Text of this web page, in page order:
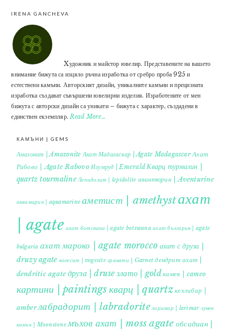
IRENA GANCHEVA
Xудожник и майстор ювелир. Представените на вашето
внимание бижута са изцяло ръчна изработка от сребро проба 925 и
естествени камъни. Авторският дизайн, уникалните камъни и прецизната
изработка създават съвършени ювелирни изделия. Изработените от мен
бижута с авторски дизайн са уникати – бижута с характер, създадени в
единствен екземпляр.Read More…
КАМЪНИ | GEMS
Амазонит | Amazonite Ахат Мадагаскар | Agate Madagascar Ахат
Рабово | Agate Rabovo Изумруд | Emerald Кварц турмалин |
quartz tourmaline Лепидолит | lepidolite авантюрин | Aventurine
аквамарин | aquamarine аметист | amethystахат
| agate ахат ботсвана | agate botswana ахат българия | agate
bulgaria ахат мароко | agate morocco ахат с друза |
druzy agate вогесит | vogesite гранати | Garnet дендрит ахат |
dendritic agate друза | druse злато | gold камея | cameo
картини | paintings кварц | quartzкехлибар |
amberлабрадорит | labradorite ларимар | larimar лунен
камък | Moonstone мъхов ахат | moss agate обсидиан |